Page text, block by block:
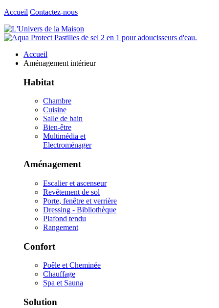
Accueil Contactez-nous
Accueil
Aménagement intérieur
Habitat
Chambre
Cuisine
Salle de bain
Bien-être
Multimédia et
Electroménager
Aménagement
Escalier et ascenseur
Revêtement de sol
Porte, fenêtre et verrière
Dressing - Bibliothèque
Plafond tendu
Rangement
Confort
Poêle et Cheminée
Chauffage
Spa et Sauna
Solution